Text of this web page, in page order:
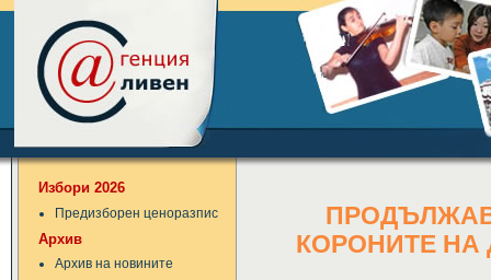
Избори 2026
Предизборен ценоразпис
Архив
Архив на новините
КОРОНИТЕ НА